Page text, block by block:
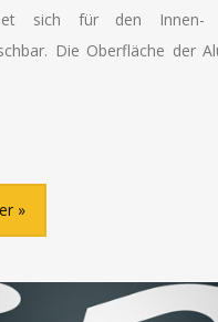
sich für den Innen-
Die Oberfläche der